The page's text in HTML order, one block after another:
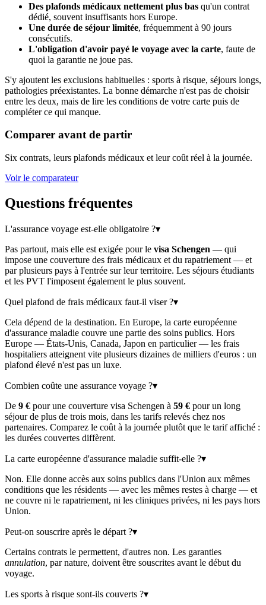
Des plafonds médicaux nettement plus bas qu'un contrat
dédié, souvent insuffisants hors Europe.
Une durée de séjour limitée, fréquemment à 90 jours
consécutifs.
L'obligation d'avoir payé le voyage avec la carte, faute de
quoi la garantie ne joue pas.
S'y ajoutent les exclusions habituelles : sports à risque, séjours longs,
pathologies préexistantes. La bonne démarche n'est pas de choisir
entre les deux, mais de lire les conditions de votre carte puis de
compléter ce qui manque.
Comparer avant de partir
Six contrats, leurs plafonds médicaux et leur coût réel à la journée.
Voir le comparateur
Questions fréquentes
L'assurance voyage est-elle obligatoire ?▾
Pas partout, mais elle est exigée pour le visa Schengen — qui
impose une couverture des frais médicaux et du rapatriement — et
par plusieurs pays à l'entrée sur leur territoire. Les séjours étudiants
et les PVT l'imposent également le plus souvent.
Quel plafond de frais médicaux faut-il viser ?▾
Cela dépend de la destination. En Europe, la carte européenne
d'assurance maladie couvre une partie des soins publics. Hors
Europe — États-Unis, Canada, Japon en particulier — les frais
hospitaliers atteignent vite plusieurs dizaines de milliers d'euros : un
plafond élevé n'est pas un luxe.
Combien coûte une assurance voyage ?▾
De 9 € pour une couverture visa Schengen à 59 € pour un long
séjour de plus de trois mois, dans les tarifs relevés chez nos
partenaires. Comparez le coût à la journée plutôt que le tarif affiché :
les durées couvertes diffèrent.
La carte européenne d'assurance maladie suffit-elle ?▾
Non. Elle donne accès aux soins publics dans l'Union aux mêmes
conditions que les résidents — avec les mêmes restes à charge — et
ne couvre ni le rapatriement, ni les cliniques privées, ni les pays hors
Union.
Peut-on souscrire après le départ ?▾
Certains contrats le permettent, d'autres non. Les garanties
annulation, par nature, doivent être souscrites avant le début du
voyage.
Les sports à risque sont-ils couverts ?▾